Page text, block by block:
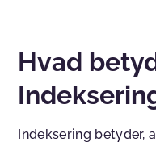
Hvad
Indeksering betyder,